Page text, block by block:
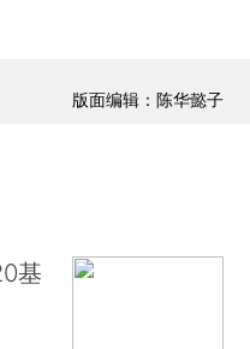
版面编辑：陈华懿子
基